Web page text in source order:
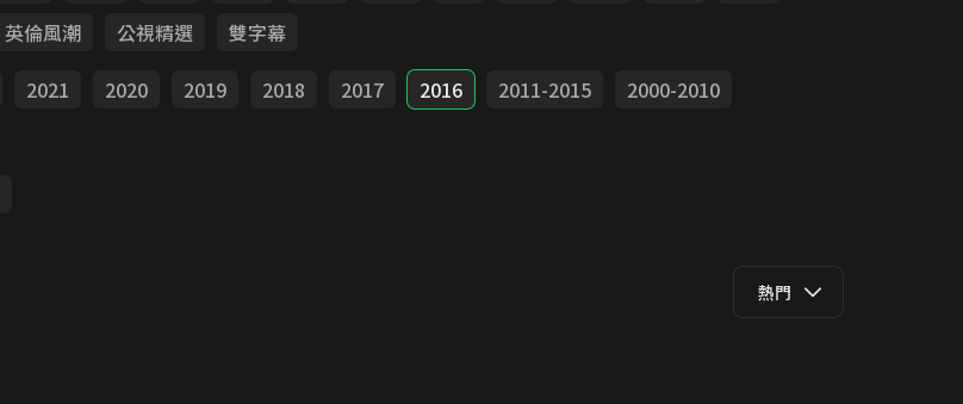
英倫風潮 公視精選
雙字幕
2021 2020 2019 2018 2017 2016 2011-2015
2000-2010
熱門